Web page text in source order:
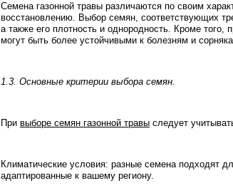
Семена газонной травы различаются по своим
восстановлению. Выбор семян, соответствующих
а также его плотность и однородность. Кроме
могут быть более устойчивыми к болезням и
1.3. Основные критерии выбора семян.
При выборе семян газонной травы следует
Климатические условия: разные семена подходят
адаптированные к вашему региону.